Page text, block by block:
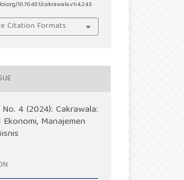
10.70451/cakrawala.v1i4.243
Citation Formats
4 (2024): Cakrawala:
Ekonomi, Manajemen